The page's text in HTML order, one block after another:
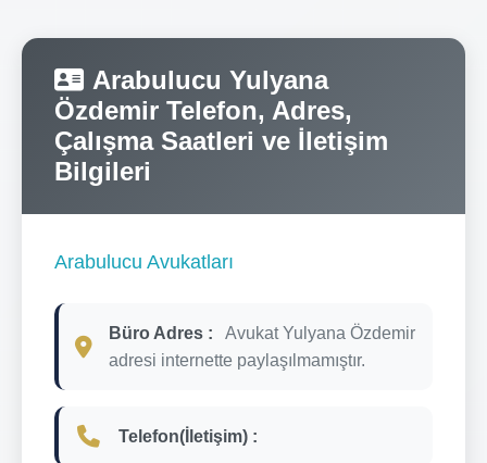
Arabulucu Yulyana
Özdemir Telefon, Adres,
Çalışma Saatleri ve İletişim
Bilgileri
Arabulucu Avukatları
Büro Adres :
Avukat Yulyana Özdemir
adresi internette paylaşılmamıştır.
Telefon(İletişim) :